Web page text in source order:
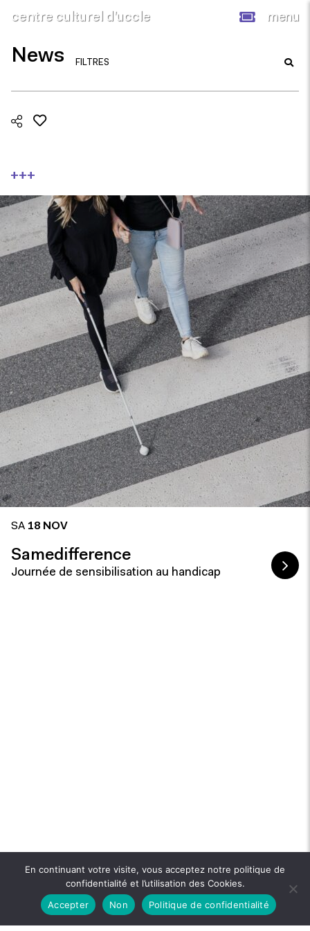
centre culturel d’uccle menu
News FILTRES
+++
SA 18 NOV
Samedifference
Journée de sensibilisation au handicap
En continuant votre visite, vous acceptez notre politique de
confidentialité et l’utilisation des Cookies.
Accepter
Non Politique de confidentialité